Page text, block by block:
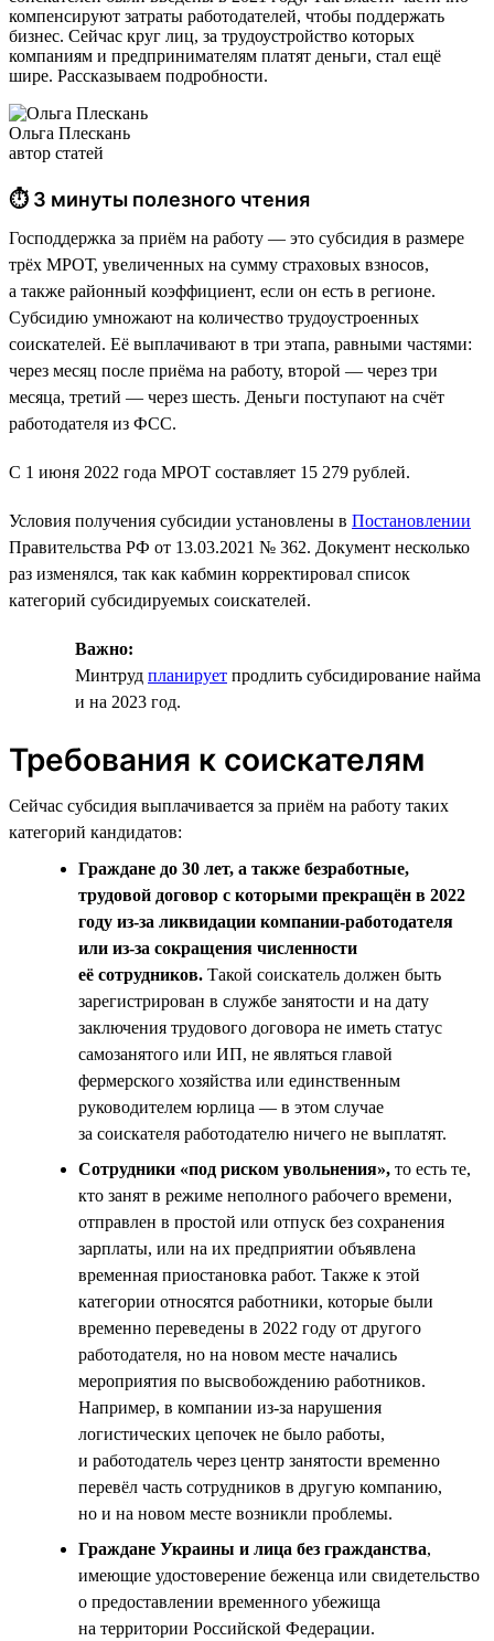
компенсируют затраты работодателей, чтобы поддержать
бизнес. Сейчас круг лиц, за трудоустройство которых
компаниям и предпринимателям платят деньги, стал ещё
шире. Рассказываем подробности.
Ольга Плескань
автор статей
⏱ 3 минуты полезного чтения
Господдержка за приём на работу — это субсидия в размере
трёх МРОТ, увеличенных на сумму страховых взносов,
а также районный коэффициент, если он есть в регионе.
Субсидию умножают на количество трудоустроенных
соискателей. Её выплачивают в три этапа, равными частями:
через месяц после приёма на работу, второй — через три
месяца, третий — через шесть. Деньги поступают на счёт
работодателя из ФСС.
С 1 июня 2022 года МРОТ составляет 15 279 рублей.
Условия получения субсидии установлены в Постановлении
Правительства РФ от 13.03.2021 № 362. Документ несколько
раз изменялся, так как кабмин корректировал список
категорий субсидируемых соискателей.
Важно:
Минтруд планирует продлить субсидирование найма
и на 2023 год.
Требования к соискателям
Сейчас субсидия выплачивается за приём на работу таких
категорий кандидатов:
Граждане до 30 лет, а также безработные,
трудовой договор с которыми прекращён в 2022
году из-за ликвидации компании-работодателя
или из-за сокращения численности
её сотрудников. Такой соискатель должен быть
зарегистрирован в службе занятости и на дату
заключения трудового договора не иметь статус
самозанятого или ИП, не являться главой
фермерского хозяйства или единственным
руководителем юрлица — в этом случае
за соискателя работодателю ничего не выплатят.
Сотрудники «под риском увольнения», то есть те,
кто занят в режиме неполного рабочего времени,
отправлен в простой или отпуск без сохранения
зарплаты, или на их предприятии объявлена
временная приостановка работ. Также к этой
категории относятся работники, которые были
временно переведены в 2022 году от другого
работодателя, но на новом месте начались
мероприятия по высвобождению работников.
Например, в компании из-за нарушения
логистических цепочек не было работы,
и работодатель через центр занятости временно
перевёл часть сотрудников в другую компанию,
но и на новом месте возникли проблемы.
Граждане Украины и лица без гражданства,
имеющие удостоверение беженца или свидетельство
о предоставлении временного убежища
на территории Российской Федерации.